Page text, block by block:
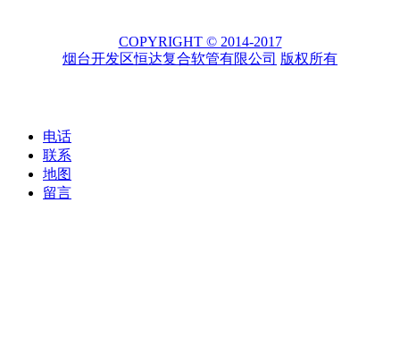
COPYRIGHT © 2014-2017
烟台开发区恒达复合软管有限公司 版权所有
电话
联系
地图
留言